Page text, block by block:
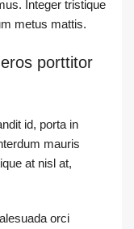
Integer tristique
metus mattis.
porttitor
id, porta in
mauris
at nisl at,
orci